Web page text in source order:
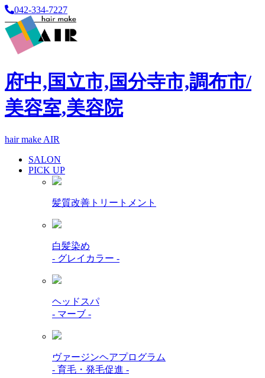
042-334-7227
府中,国立市,国分寺市,調布市/
美容室,美容院
hair make AIR
SALON
PICK UP
髪質改善トリートメント
白髪染め
- グレイカラー -
ヘッドスパ
- マーブ -
ヴァージンヘアプログラム
- 育毛・発毛促進 -